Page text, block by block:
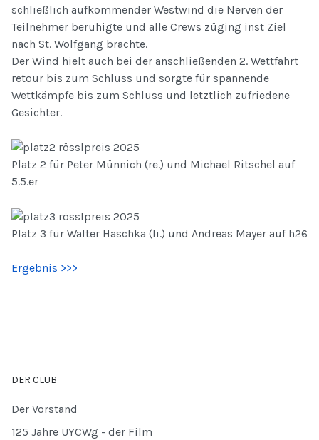
schließlich aufkommender Westwind die Nerven der
Teilnehmer beruhigte und alle Crews züging inst Ziel
nach St. Wolfgang brachte.
Der Wind hielt auch bei der anschließenden 2. Wettfahrt
retour bis zum Schluss und sorgte für spannende
Wettkämpfe bis zum Schluss und letztlich zufriedene
Gesichter.
Platz 2 für Peter Münnich (re.) und Michael Ritschel auf
5.5.er
Platz 3 für Walter Haschka (li.) und Andreas Mayer auf h26
Ergebnis >>>
DER CLUB
Der Vorstand
125 Jahre UYCWg - der Film